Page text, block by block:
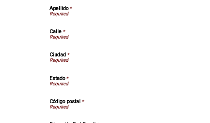
Apellido*
Calle *
Ciudad *
Estado*
Código postal *